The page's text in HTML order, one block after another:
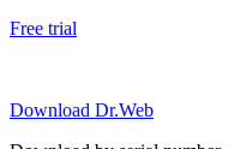
Free trial
Download Dr.Web